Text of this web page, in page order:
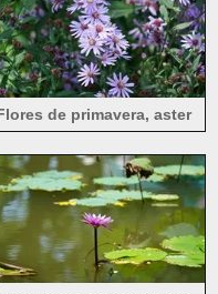
(177)
Eustoma (7)
Geranio (8)
(29)
hortensia (98)
Kosmeya (61)
Lupino (17)
orquídea (79)
Petunias (34)
(48)
Plumeria (19)
Flores de colza (23)
Snowdrops (45)
de primavera, aster